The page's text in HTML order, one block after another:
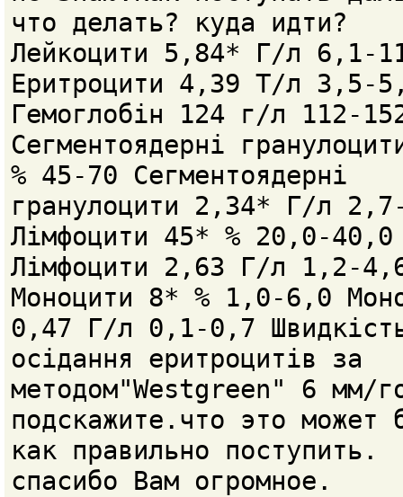
что делать? куда идти?
Лейкоцити 5,84* Г/л 6,1-
Еритроцити 4,39 Т/л 3,5-
Гемоглобін 124 г/л 112-
Сегментоядерні
% 45-70 Сегментоядерні
гранулоцити 2,34* Г/л
Лімфоцити 45* % 20,0-40,0
Лімфоцити 2,63 Г/л 1,2-
Моноцити 8* % 1,0-6,0
0,47 Г/л 0,1-0,7
осідання еритроцитів за
методом"Westgreen" 6 мм/
подскажите.что это может
как правильно поступить.
спасибо Вам огромное.